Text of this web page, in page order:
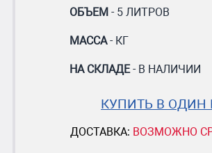
ОБЪЕМ - 5 ЛИТРОВ
МАССА- КГ
НА СКЛАДЕ- В НАЛИЧИИ
КУПИТЬ В ОДИН
ДОСТАВКА: ВОЗМОЖНО